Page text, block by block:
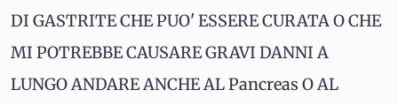
DI GASTRITE CHE PUO' ESSERE CURATA O CHE
MI POTREBBE CAUSARE GRAVI DANNI A
LUNGO ANDARE ANCHE ALPancreas O AL